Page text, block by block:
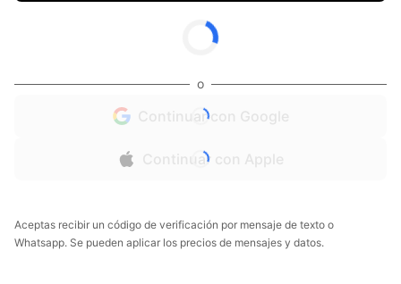
o
Continuar con Google
Continuar con Apple
Aceptas recibir un código de verificación por mensaje de texto o
Whatsapp. Se pueden aplicar los precios de mensajes y datos.